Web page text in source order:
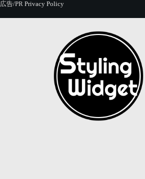
コ
広告/PR Privacy Policy